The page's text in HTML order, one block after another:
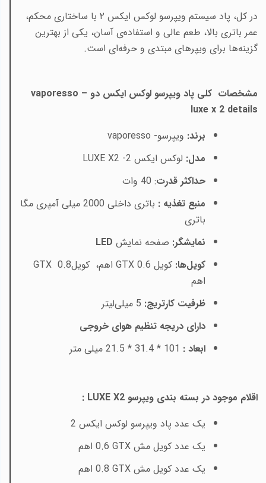
در کل، پاد سیستم ویپرسو لوکس ایکس ۲ با ساختاری محکم،
عمر باتری بالا، طعم عالی و استفاده‌ی آسان، یکی از بهترین
گزینه‌ها برای ویپرهای مبتدی و حرفه‌ای است.
مشخصات کلی پاد ویپرسو لوکس ایکس دو – vaporesso
luxe x 2 details
برند: ویپرسوvaporesso -
مدل: لوکس ایکس 2 LUXE X2 -
حداکثر قدرت: 40 وات
منبع تغذیه :
باتری داخلی 2000 میلی آمپری مگا
باتری
نمایشگر: صفحه نمایش LED
کویل‌ها: کویلGTX 0.6 اهم، کویلGTX 0.8
اهم
ظرفیت کارتریج: 5 میلی‌لیتر
دارای دریجه تنظیم هوای خروجی
ابعاد : 101 * 31.4 * 21.5 میلی متر
اقلام موجود در بسته بندی ویپرسو LUXE X2
:
یک عدد پاد ویپرسو لوکس ایکس 2
یک عدد کویل مشGTX
0.6 اهم
یک عدد کویل مشGTX
0.8 اهم